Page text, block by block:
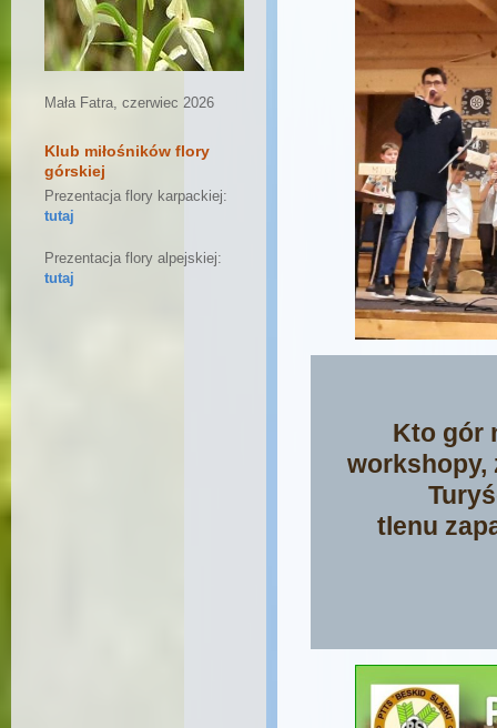
Kto gór
workshopy,
tlenu
Mała Fatra, czerwiec 2026
Klub miłośników flory
górskiej
Prezentacja flory karpackiej:
tutaj
Prezentacja flory alpejskiej:
tutaj